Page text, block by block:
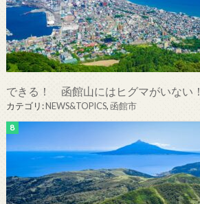
できる！ 函館山にはヒグマがいない！
カテゴリ:NEWS&TOPICS,函館市